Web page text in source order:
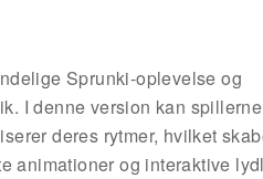
Sprunki-oplevelse og
I denne version kan spillerne
deres rytmer, hvilket
animationer og interaktive